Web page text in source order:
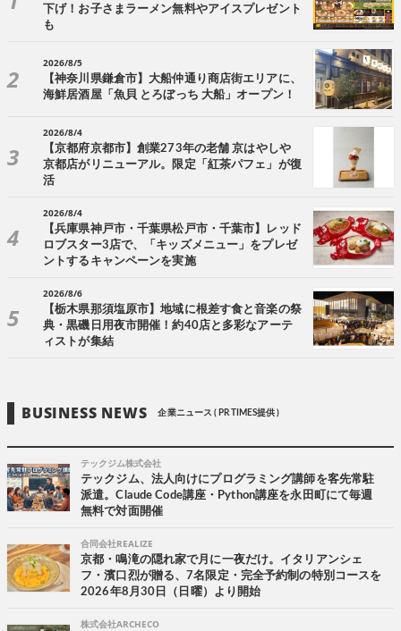
下げ！お子さまラーメン無料やアイスプレゼント
も
2026/8/5
【神奈川県鎌倉市】大船仲通り商店街エリアに、
海鮮居酒屋「魚貝 とろぼっち 大船」オープン！
2026/8/4
【京都府京都市】創業273年の老舗 京はやしや
京都店がリニューアル。限定「紅茶パフェ」が復
活
2026/8/4
【兵庫県神戸市・千葉県松戸市・千葉市】レッド
ロブスター3店で、「キッズメニュー」をプレゼ
ントするキャンペーンを実施
2026/8/6
【栃木県那須塩原市】地域に根差す食と音楽の祭
典・黒磯日用夜市開催！約40店と多彩なアーテ
ィストが集結
BUSINESS NEWS 企業ニュース ( PR TIMES提供 )
テックジム株式会社
テックジム、法人向けにプログラミング講師を客先常駐
派遣。Claude Code講座・Python講座を永田町にて毎週
無料で対面開催
合同会社REALIZE
京都・鳴滝の隠れ家で月に一夜だけ。イタリアンシェ
フ・濱口烈が贈る、7名限定・完全予約制の特別コースを
2026年8月30日（日曜）より開始
株式会社ARCHECO